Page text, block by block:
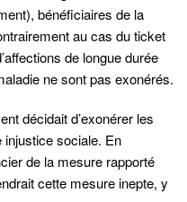
bénéficiaires de la
au cas du ticket
de longue durée
ne sont pas exonérés.
décidait d’exonérer les
sociale. En
de la mesure rapporté
cette mesure inepte, y